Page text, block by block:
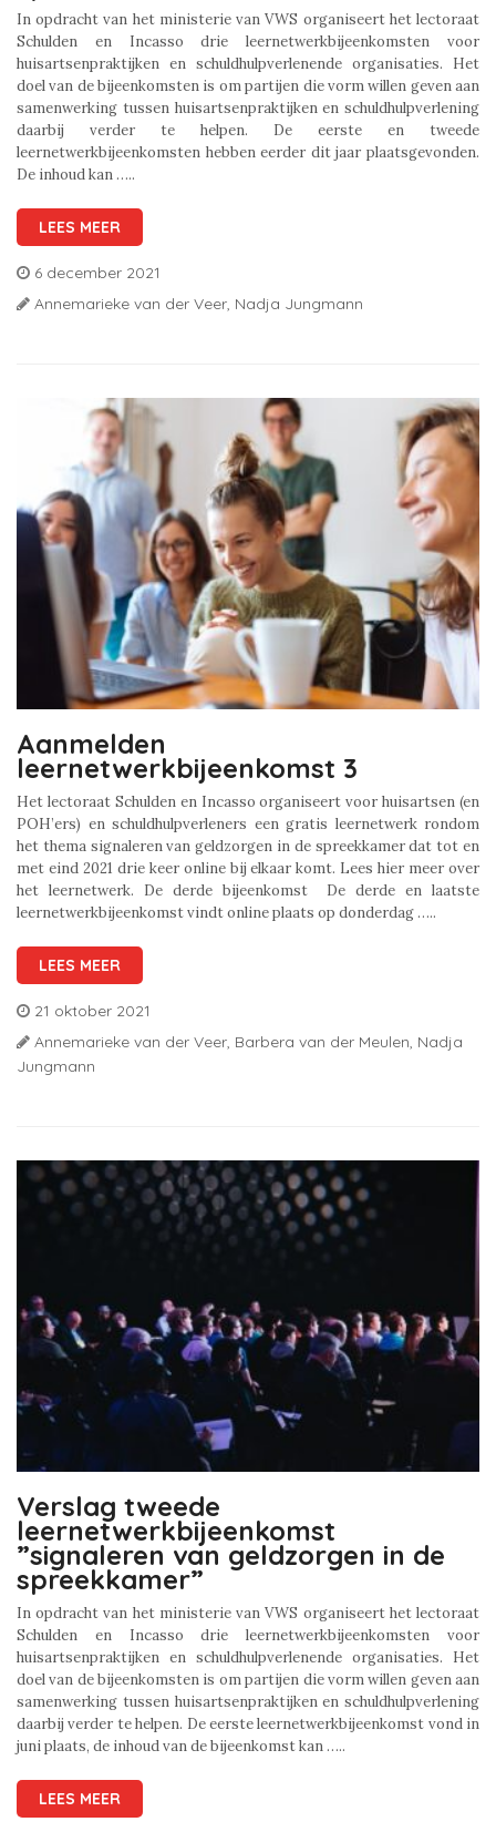
In opdracht van het ministerie van VWS organiseert het lectoraat
Schulden en Incasso drie leernetwerkbijeenkomsten voor
huisartsenpraktijken en schuldhulpverlenende organisaties. Het
doel van de bijeenkomsten is om partijen die vorm willen geven aan
samenwerking tussen huisartsenpraktijken en schuldhulpverlening
daarbij verder te helpen. De eerste en tweede
leernetwerkbijeenkomsten hebben eerder dit jaar plaatsgevonden.
De inhoud kan …..
LEES MEER
6 december 2021
Annemarieke van der Veer, Nadja Jungmann
Aanmelden
leernetwerkbijeenkomst 3
Het lectoraat Schulden en Incasso organiseert voor huisartsen (en
POH’ers) en schuldhulpverleners een gratis leernetwerk rondom
het thema signaleren van geldzorgen in de spreekkamer dat tot en
met eind 2021 drie keer online bij elkaar komt. Lees hier meer over
het leernetwerk. De derde bijeenkomst De derde en laatste
leernetwerkbijeenkomst vindt online plaats op donderdag …..
LEES MEER
21 oktober 2021
Annemarieke van der Veer, Barbera van der Meulen, Nadja
Jungmann
Verslag tweede
leernetwerkbijeenkomst
”signaleren van geldzorgen in de
spreekkamer”
In opdracht van het ministerie van VWS organiseert het lectoraat
Schulden en Incasso drie leernetwerkbijeenkomsten voor
huisartsenpraktijken en schuldhulpverlenende organisaties. Het
doel van de bijeenkomsten is om partijen die vorm willen geven aan
samenwerking tussen huisartsenpraktijken en schuldhulpverlening
daarbij verder te helpen. De eerste leernetwerkbijeenkomst vond in
juni plaats, de inhoud van de bijeenkomst kan …..
LEES MEER